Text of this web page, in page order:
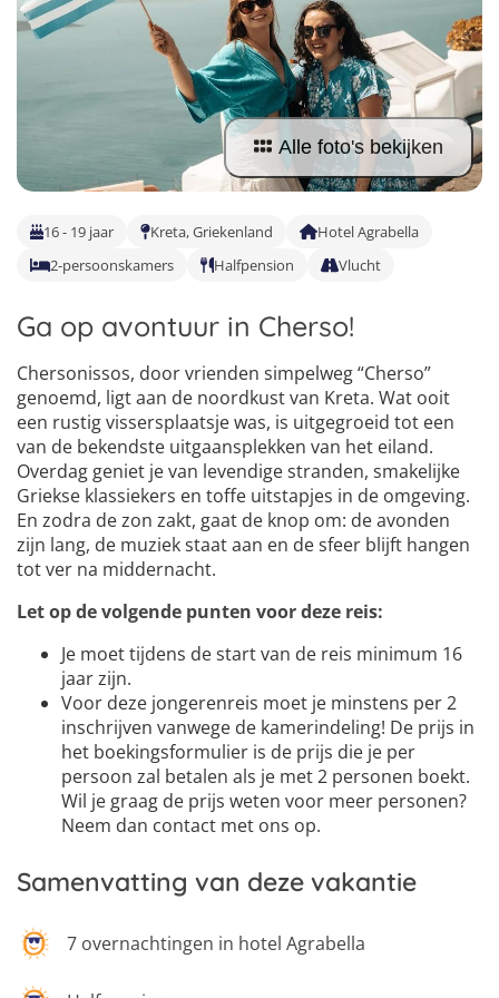
Malta
Surfkampen Buitenland
Surfkampen 18+
Taalvakanties Duits
Taalvakanties Italiaans
Alle foto's bekijken
16 - 19 jaar Kreta, Griekenland
Hotel Agrabella
2-persoonskamers
Halfpension Vlucht
Ga op avontuur in Cherso!
Chersonissos, door vrienden simpelweg “Cherso”
genoemd, ligt aan de noordkust van Kreta. Wat ooit
een rustig vissersplaatsje was, is uitgegroeid tot een
van de bekendste uitgaansplekken van het eiland.
Overdag geniet je van levendige stranden, smakelijke
Griekse klassiekers en toffe uitstapjes in de omgeving.
En zodra de zon zakt, gaat de knop om: de avonden
zijn lang, de muziek staat aan en de sfeer blijft hangen
tot ver na middernacht.
Let op de volgende punten voor deze reis:
Je moet tijdens de start van de reis minimum 16
jaar zijn.
Voor deze jongerenreis moet je minstens per 2
inschrijven vanwege de kamerindeling! De prijs in
het boekingsformulier is de prijs die je per
persoon zal betalen als je met 2 personen boekt.
Wil je graag de prijs weten voor meer personen?
Neem dan contact met ons op.
Samenvatting van deze vakantie
7 overnachtingen in hotel Agrabella